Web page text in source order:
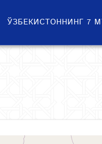
ЎЗБЕКИСТОННИНГ 7